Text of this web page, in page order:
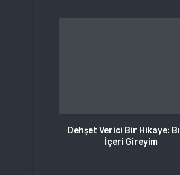
Dehşet Verici Bir Hikaye:
İçeri Gireyim